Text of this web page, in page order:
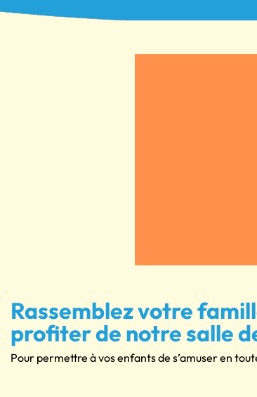
Rassemblez votre
profiter de notre salle
Pour permettre à vos enfants de s’amuser en